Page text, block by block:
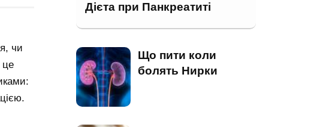
чи
це
Дієта при Панкреатиті
Що пити коли
болять Нирки